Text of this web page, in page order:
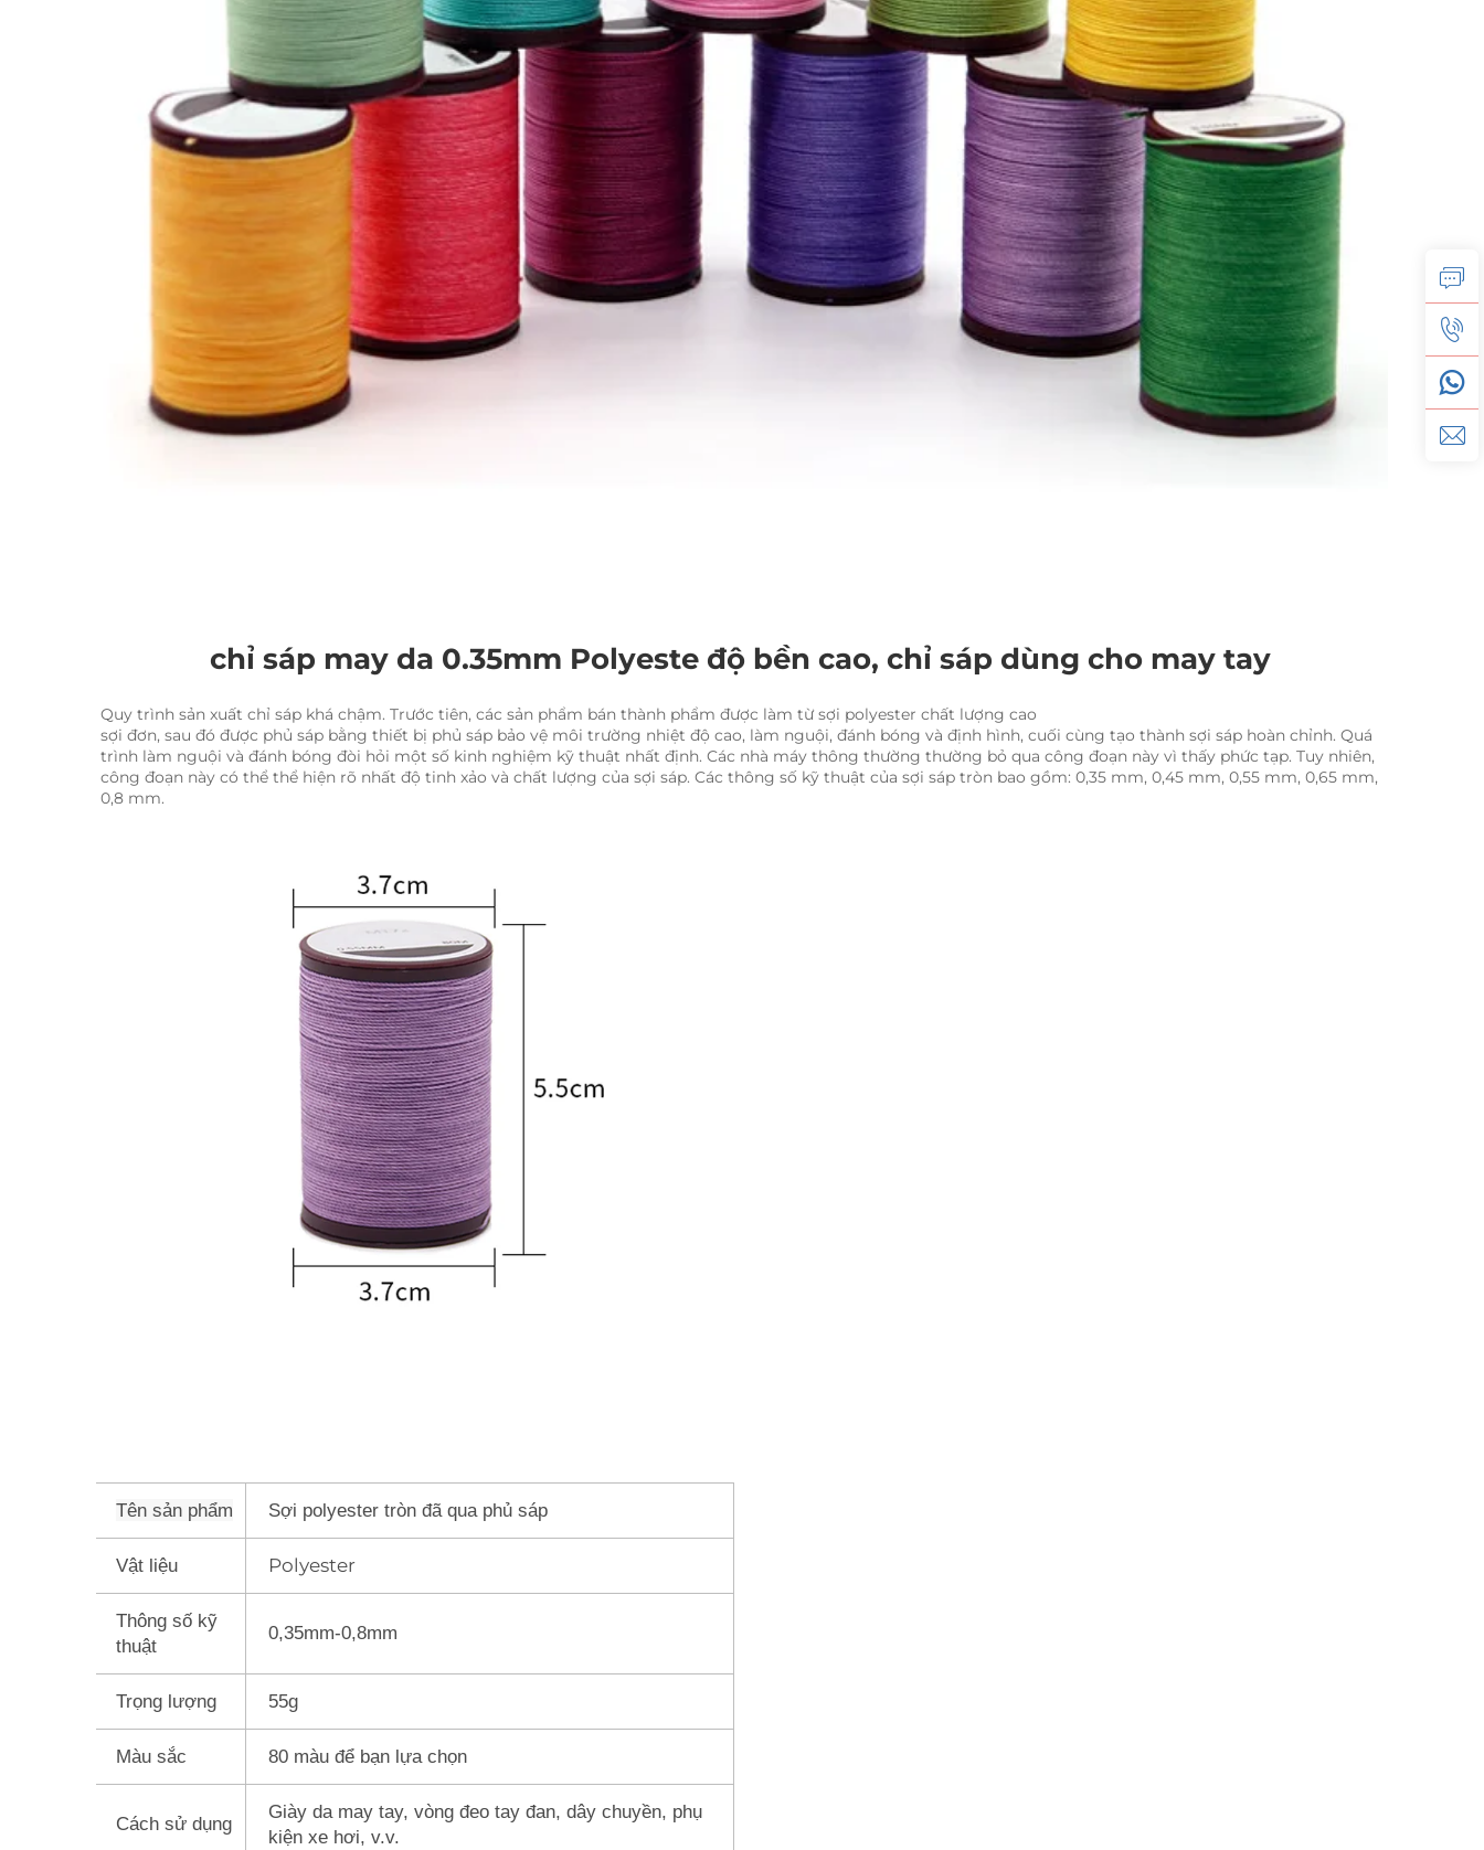
chỉ sáp may da 0.35mm Polyeste độ bền cao, chỉ sáp dùng cho may tay
Quy trình sản xuất chỉ sáp khá chậm. Trước tiên, các sản phẩm bán thành phẩm được làm từ sợi polyester chất lượng cao
sợi đơn, sau đó được phủ sáp bằng thiết bị phủ sáp bảo vệ môi trường nhiệt độ cao, làm nguội, đánh bóng và định hình, cuối cùng tạo thành sợi sáp hoàn chỉnh. Quá
trình làm nguội và đánh bóng đòi hỏi một số kinh nghiệm kỹ thuật nhất định. Các nhà máy thông thường thường bỏ qua công đoạn này vì thấy phức tạp. Tuy nhiên,
công đoạn này có thể thể hiện rõ nhất độ tinh xảo và chất lượng của sợi sáp. Các thông số kỹ thuật của sợi sáp tròn bao gồm: 0,35 mm, 0,45 mm, 0,55 mm, 0,65 mm,
0,8 mm.
Tên sản phẩm Sợi polyester tròn đã qua phủ sáp
Vật liệu Polyester
Thông số kỹ
thuật
0,35mm-0,8mm
Trọng lượng 55g
Màu sắc 80 màu để bạn lựa chọn
Cách sử dụng
Giày da may tay, vòng đeo tay đan, dây chuyền, phụ
kiện xe hơi, v.v.